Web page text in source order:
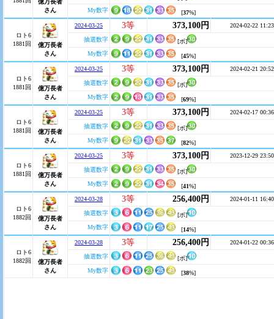
億万長者
さん
My数字
[37%]
ロト6
1881回
億万長者
さん
2024-03-25 3等 373,100円 2024-02-22 11:23
抽選数字
[ボ]
My数字
[45%]
ロト6
1881回
億万長者
さん
2024-03-25 3等 373,100円 2024-02-21 20:52
抽選数字
[ボ]
My数字
[69%]
ロト6
1881回
億万長者
さん
2024-03-25 3等 373,100円 2024-02-17 00:36
抽選数字
[ボ]
My数字
[82%]
ロト6
1881回
億万長者
さん
2024-03-25 3等 373,100円 2023-12-29 23:50
抽選数字
[ボ]
My数字
[41%]
ロト6
1882回
億万長者
さん
2024-03-28 3等 256,400円 2024-01-11 16:40
抽選数字
[ボ]
My数字
[14%]
ロト6
1882回
億万長者
さん
2024-03-28 3等 256,400円 2024-01-22 00:36
抽選数字
[ボ]
My数字
[38%]